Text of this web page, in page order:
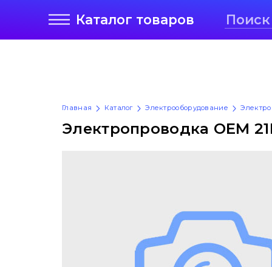
Каталог товаров
Главная Каталог Электрооборудование
Электропроводка OEM